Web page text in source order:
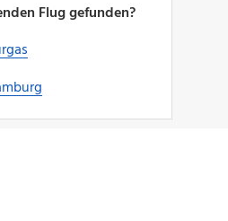
Flug gefunden?